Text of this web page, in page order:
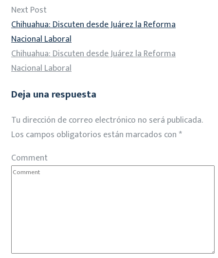
Next Post
Chihuahua: Discuten desde Juárez la Reforma
Nacional Laboral
Chihuahua: Discuten desde Juárez la Reforma
Nacional Laboral
Deja una respuesta
Tu dirección de correo electrónico no será publicada.
Los campos obligatorios están marcados con *
Comment